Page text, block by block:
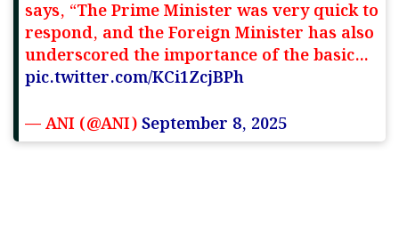
#WATCH| Thiruvananthapuram: On PM
Trump speaking positively on India-US
relationship, Congress MP Shashi Tharoor